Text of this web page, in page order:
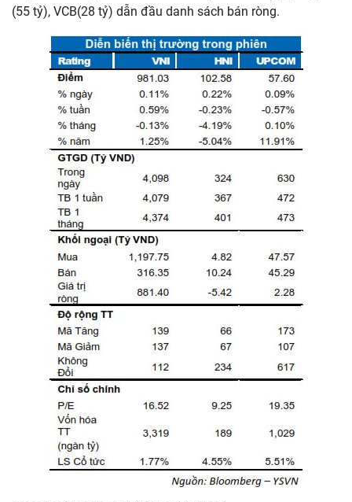
(55 tỷ), VCB(28 tỷ) dẫn đầu danh sách bán ròng.